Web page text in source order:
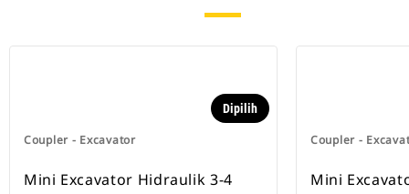
Coupler - Excavator
Dipilih
Mini Excavator Hidraulik 3-4
Coupler -
Mini